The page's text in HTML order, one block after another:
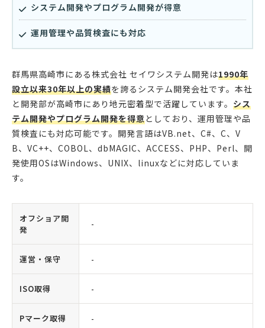
システム開発やプログラム開発が得意
運用管理や品質検査にも対応
群馬県高崎市にある株式会社 セイワシステム開発は1990年
設立以来30年以上の実績を誇るシステム開発会社です。本社
と開発部が高崎市にあり地元密着型で活躍しています。 シス
テム開発やプログラム開発を得意としており、運用管理や品
質検査にも対応可能です。開発言語はVB.net、C#、C、V
B、VC++、COBOL、dbMAGIC、ACCESS、PHP、Perl、開
発使用OSはWindows、UNIX、linuxなどに対応していま
す。
オフショア開
発
-
運営・保守 -
ISO取得 -
Pマーク取得 -